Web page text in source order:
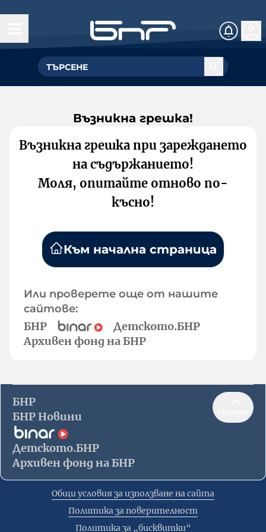
Възникна грешка!
Възникна грешка при зареждането
на съдържанието!
Моля, опитайте отново по-
късно!
Към начална страница
Или проверете още от нашите
сайтове:
БНР
Детското.БНР
Архивен фонд на БНР
БНР
БНР Новини
Детското.БНР
Архивен фонд на БНР
Общи условия за използване на сайта
Политика за поверителност
Политика за „бисквитки“